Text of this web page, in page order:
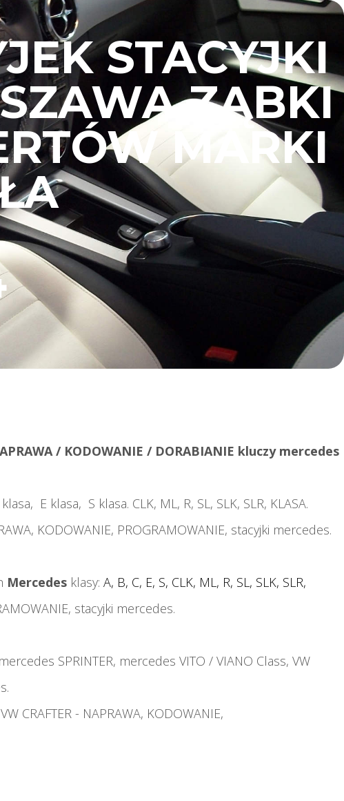
STACYJKI
ZĄBKI
MARKI
/ KODOWANIE / DORABIANIE kluczy mercedes
E klasa, S klasa. CLK, ML, R, SL, SLK, SLR, KLASA.
KODOWANIE, PROGRAMOWANIE, stacyjki mercedes.
Mercedes klasy: A, B, C, E, S, CLK, ML, R, SL, SLK, SLR,
stacyjki mercedes.
SPRINTER, mercedes VITO / VIANO Class, VW
CRAFTER - NAPRAWA, KODOWANIE,